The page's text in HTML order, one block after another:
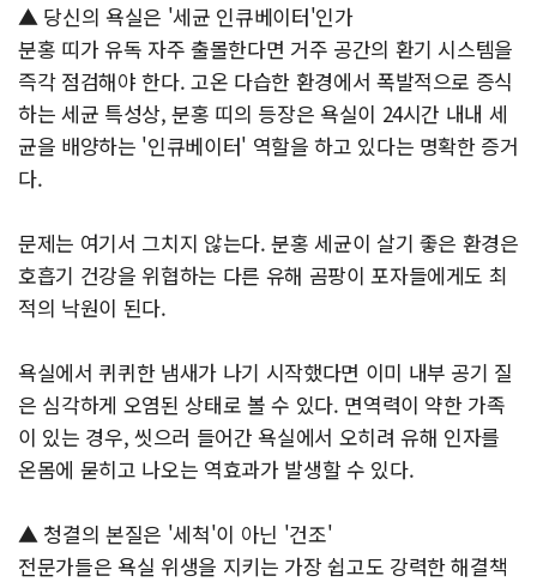
▲ 당신의 욕실은 '세균 인큐베이터'인가
분홍 띠가 유독 자주 출몰한다면 거주 공간의 환기 시스템을
즉각 점검해야 한다. 고온 다습한 환경에서 폭발적으로 증식
하는 세균 특성상, 분홍 띠의 등장은 욕실이 24시간 내내 세
균을 배양하는 '인큐베이터' 역할을 하고 있다는 명확한 증거
다.
문제는 여기서 그치지 않는다. 분홍 세균이 살기 좋은 환경은
호흡기 건강을 위협하는 다른 유해 곰팡이 포자들에게도 최
적의 낙원이 된다.
욕실에서 퀴퀴한 냄새가 나기 시작했다면 이미 내부 공기 질
은 심각하게 오염된 상태로 볼 수 있다. 면역력이 약한 가족
이 있는 경우, 씻으러 들어간 욕실에서 오히려 유해 인자를
온몸에 묻히고 나오는 역효과가 발생할 수 있다.
▲ 청결의 본질은 '세척'이 아닌 '건조'
전문가들은 욕실 위생을 지키는 가장 쉽고도 강력한 해결책